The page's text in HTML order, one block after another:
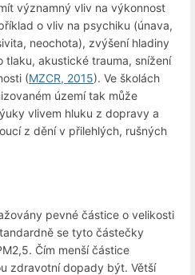
významný vliv na výkonnost
o vliv na psychiku (únava,
neochota), zvýšení hladiny
tlaku, akustické trauma, snížení
(MZCR, 2015). Ve školách
území tak může
vlivem hluku z dopravy a
z dění v přilehlých, rušných
pevné částice o velikosti
se tyto částečky
Čím menší částice
zdravotní dopady být. Větší